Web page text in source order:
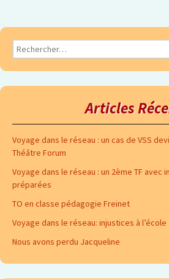
Rechercher :
Articles
Voyage dans le réseau : un cas de VSS
Théâtre Forum
Voyage dans le réseau : un 2ème TF
préparées
TO en classe pédagogie Freinet
Voyage dans le réseau: injustices à l’école
Nous avons perdu Jacqueline